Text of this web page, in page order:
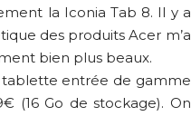
la Iconia Tab 8. Il y a
des produits Acer m’a
bien plus beaux.
entrée de gamme
(16 Go de stockage). On